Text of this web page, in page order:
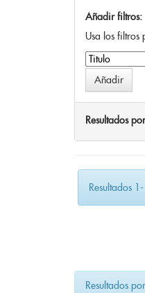
Añadir filtros:
Usa los filtros
Resultados
Resultados
Resultados